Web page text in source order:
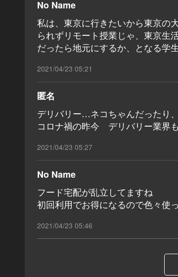
No Name
私は、東京に行きたいから東京の
られずリモート授業じゃ、東京生
だったら地元にするか、となる学
2021/04/23 05:21
匿名
デリバリー…ネコちゃんだったり
コロナ禍の昨今 デリバリー業界
2021/04/23 05:27
No Name
フード宅配が乱立してますね
初回利用でお得になるので色々使
2021/04/23 05:46